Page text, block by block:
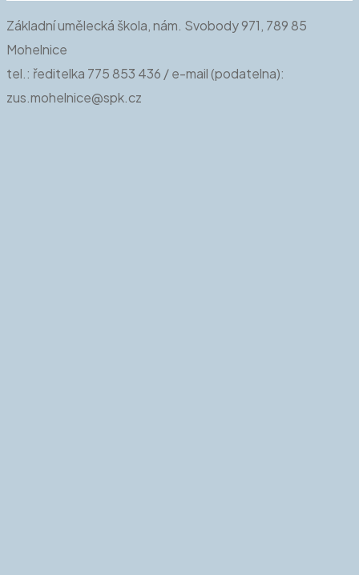
Základní umělecká škola, nám. Svobody 971, 789 85
Mohelnice
tel.: ředitelka 775 853 436 / e-mail (podatelna):
zus.mohelnice@spk.cz